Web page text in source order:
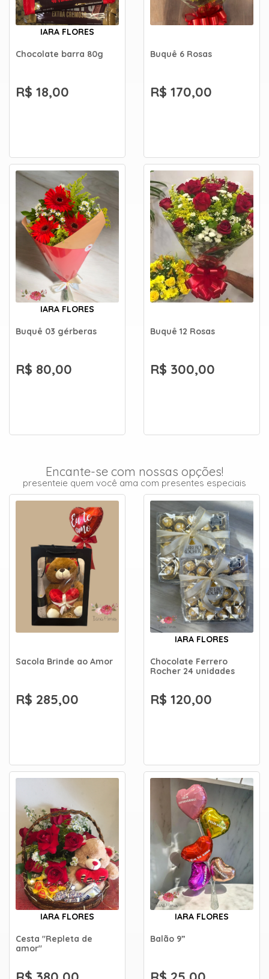
IARA FLORES
Chocolate barra 80g
R$ 18,00
Buquê 6 Rosas
R$ 170,00
IARA FLORES
Buquê 03 gérberas
R$ 80,00
Buquê 12 Rosas
R$ 300,00
Encante-se com nossas opções!
presenteie quem você ama com presentes especiais
Sacola Brinde ao Amor
R$ 285,00
IARA FLORES
Chocolate Ferrero
Rocher 24 unidades
R$ 120,00
IARA FLORES
Cesta "Repleta de
amor"
IARA FLORES
Balão 9”